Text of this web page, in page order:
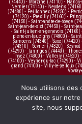
(74440) - Morzine (74110) -
Nernier (74140) - Neydens
(74480) - Peillonnex (74250) -
(74120) - Presilly (74160) -
(74150)- Saint-andre-de-boege
Saint-jean-de-sixt (74450) - Saint-
- Saint-julien-en-genevois (74160)
pierre-en-faucigny (74800) -
Samoens (74340) - Saxel (74420) -
(74310) - Sevrier (74320) -
(74290) -Taninges (74440) -
Thyez (74300) - Valleiry (74520) -
(74100) -Veyrier-du-lac (74290) -
grand (74100) - Villy-le-pelloux
Nous utilisons des
expérience sur
site, nous